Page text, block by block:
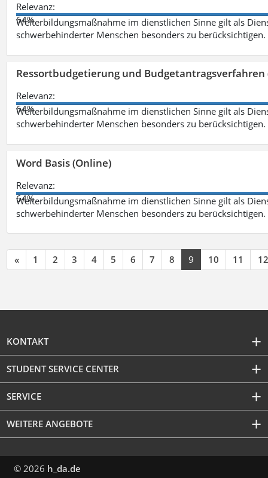
Relevanz:
64%
Weiterbildungsmaßnahme im dienstlichen Sinne gilt als
schwerbehinderter Menschen besonders zu berücksichtigen.
Ressortbudgetierung und Budgetantragsverfahren
Relevanz:
64%
Weiterbildungsmaßnahme im dienstlichen Sinne gilt als
schwerbehinderter Menschen besonders zu berücksichtigen.
Word Basis (Online)
Relevanz:
64%
Weiterbildungsmaßnahme im dienstlichen Sinne gilt als
schwerbehinderter Menschen besonders zu berücksichtigen.
« 1 2 3 4 5 6 7 8 9 10 11 12
KONTAKT
STUDENT SERVICE CENTER
SERVICE
WEITERE ANGEBOTE
© 2026 h_da.de